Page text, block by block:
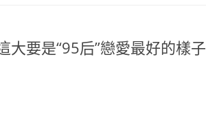
要是“95后”戀愛最好的樣子